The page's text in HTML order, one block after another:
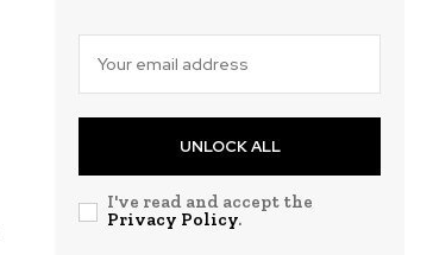
UNLOCK ALL
I've read and accept the
Privacy Policy.